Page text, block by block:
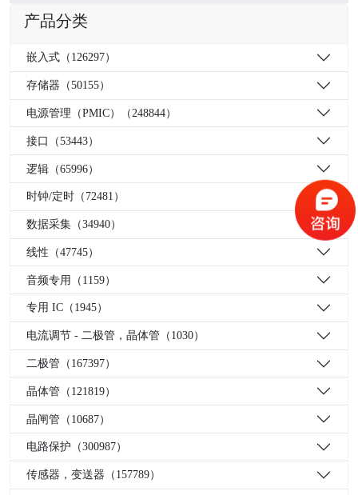
产品分类
嵌入式（126297）
存储器（50155）
电源管理（PMIC）（248844）
接口（53443）
逻辑（65996）
时钟/定时（72481）
数据采集（34940）
线性（47745）
音频专用（1159）
专用 IC（1945）
电流调节 - 二极管，晶体管（1030）
二极管（167397）
晶体管（121819）
晶闸管（10687）
电路保护（300987）
传感器，变送器（157789）